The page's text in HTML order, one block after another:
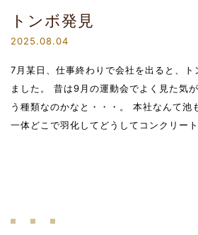
トンボ発見
2025.08.04
7月某日、仕事終わりで会社を出ると、
ました。 昔は9月の運動会でよく見た気
う種類なのかなと・・・。 本社なんて池
一体どこで羽化してどうしてコンクリー